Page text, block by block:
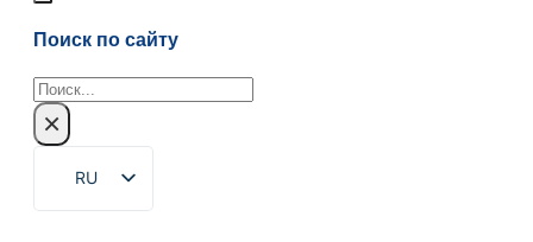
Поиск по сайту
Поиск
×
RU
EN